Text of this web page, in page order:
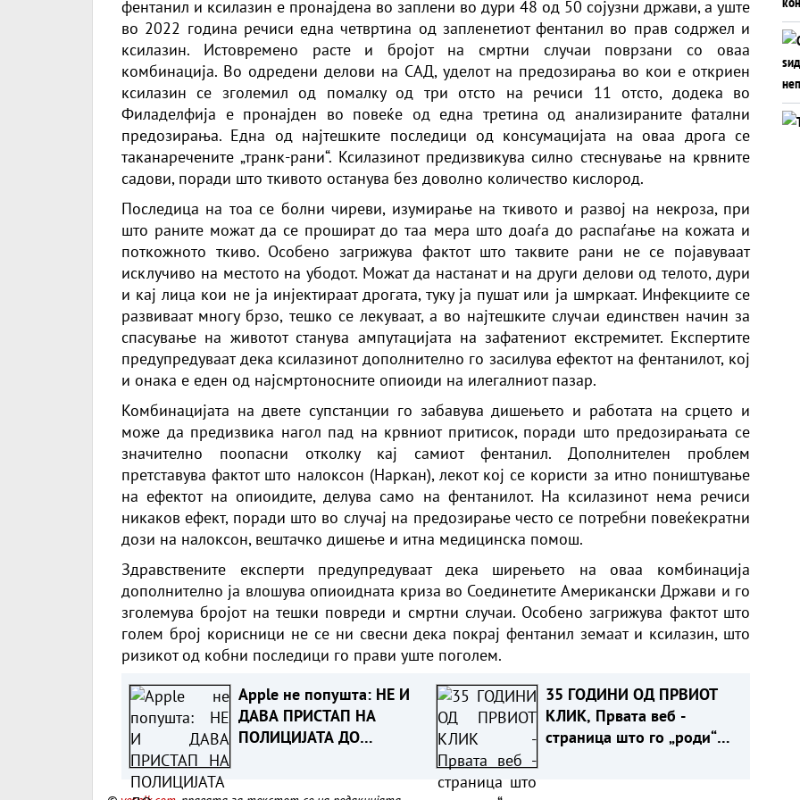
фентанил и ксилазин е пронајдена во заплени во дури 48 од 50 сојузни држави, а уште
во 2022 година речиси една четвртина од запленетиот фентанил во прав содржел и
ксилазин. Истовремено расте и бројот на смртни случаи поврзани со оваа
комбинација. Во одредени делови на САД, уделот на предозирања во кои е откриен
ксилазин се зголемил од помалку од три отсто на речиси 11 отсто, додека во
Филаделфија е пронајден во повеќе од една третина од анализираните фатални
предозирања. Една од најтешките последици од консумацијата на оваа дрога се
таканаречените „транк-рани“. Ксилазинот предизвикува силно стеснување на крвните
садови, поради што ткивото останува без доволно количество кислород.
Последица на тоа се болни чиреви, изумирање на ткивото и развој на некроза, при
што раните можат да се прошират до таа мера што доаѓа до распаѓање на кожата и
поткожното ткиво. Особено загрижува фактот што таквите рани не се појавуваат
исклучиво на местото на убодот. Можат да настанат и на други делови од телото, дури
и кај лица кои не ја инјектираат дрогата, туку ја пушат или ја шмркаат. Инфекциите се
развиваат многу брзо, тешко се лекуваат, а во најтешките случаи единствен начин за
спасување на животот станува ампутацијата на зафатениот екстремитет. Експертите
предупредуваат дека ксилазинот дополнително го засилува ефектот на фентанилот, кој
и онака е еден од најсмртоносните опиоиди на илегалниот пазар.
Комбинацијата на двете супстанции го забавува дишењето и работата на срцето и
може да предизвика нагол пад на крвниот притисок, поради што предозирањата се
значително поопасни отколку кај самиот фентанил. Дополнителен проблем
претставува фактот што налоксон (Наркан), лекот кој се користи за итно поништување
на ефектот на опиоидите, делува само на фентанилот. На ксилазинот нема речиси
никаков ефект, поради што во случај на предозирање често се потребни повеќекратни
дози на налоксон, вештачко дишење и итна медицинска помош.
Здравствените експерти предупредуваат дека ширењето на оваа комбинација
дополнително ја влошува опиоидната криза во Соединетите Американски Држави и го
зголемува бројот на тешки повреди и смртни случаи. Особено загрижува фактот што
голем број корисници не се ни свесни дека покрај фентанил земаат и ксилазин, што
ризикот од кобни последици го прави уште поголем.
Apple не попушта: НЕ И
ДАВА ПРИСТАП НА
ПОЛИЦИЈАТА ДО
35 ГОДИНИ ОД ПРВИОТ
КЛИК, Првата веб -
страница што го „роди“